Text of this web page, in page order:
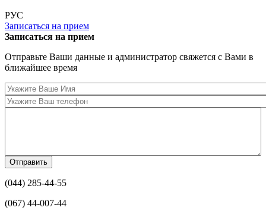
РУС
Записаться на прием
Записаться на прием
Отправьте Ваши данные и администратор свяжется с Вами в
ближайшее время
(044) 285-44-55
(067) 44-007-44